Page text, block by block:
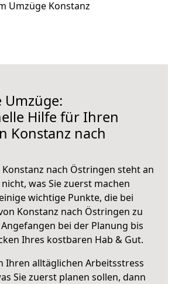
Umzüge:
Hilfe für Ihren
Konstanz nach
nach Östringen steht an
was Sie zuerst machen
wichtige Punkte, die bei
Konstanz nach Östringen zu
Angefangen bei der Planung bis
Ihres kostbaren Hab & Gut.
Ihren alltäglichen Arbeitsstress
Sie zuerst planen sollen, dann